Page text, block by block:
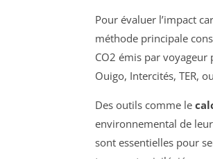
Pour évaluer l’impact
méthode principale
CO2 émis par
Ouigo, Intercités, TER,
Des outils comme le
environnemental de
sont essentielles pour